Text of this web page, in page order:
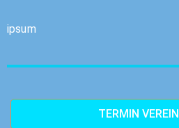
ipsum
TERMIN